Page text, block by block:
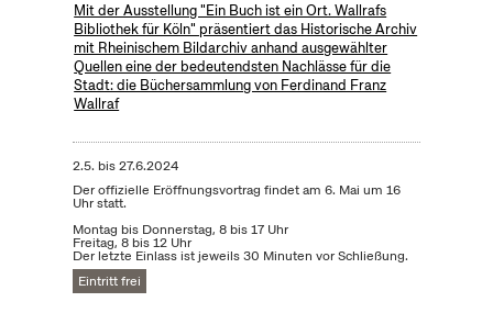
Mit der Ausstellung "Ein Buch ist ein Ort. Wallrafs
Bibliothek für Köln" präsentiert das Historische Archiv
mit Rheinischem Bildarchiv anhand ausgewählter
Quellen eine der bedeutendsten Nachlässe für die
Stadt: die Büchersammlung von Ferdinand Franz
Wallraf
2.5. bis27.6.2024
Der offizielle Eröffnungsvortrag findet am 6. Mai um 16
Uhr statt.
Montag bis Donnerstag, 8 bis 17 Uhr
Freitag, 8 bis 12 Uhr
Der letzte Einlass ist jeweils 30 Minuten vor Schließung.
Eintritt frei